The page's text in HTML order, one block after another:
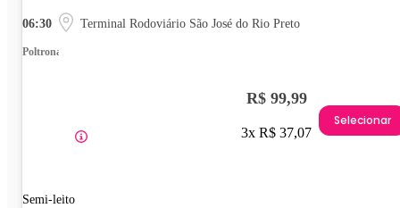
06:30 Terminal Rodoviário São José do Rio Preto
Poltrona
Semi-leito
R$ 99,99
3x R$ 37,07
Selecionar